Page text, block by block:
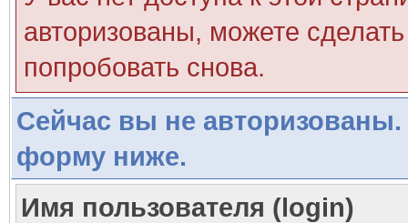
авторизованы, можете
попробовать снова.
Сейчас вы не авторизованы.
форму ниже.
Имя пользователя (login)